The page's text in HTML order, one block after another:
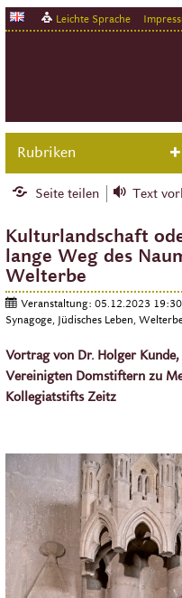
Leichte Sprache
Rubriken
Seite teilen Text
Kulturlandschaft
lange Weg des
Welterbe
Veranstaltung: 05.12.2023
Synagoge, Jüdisches Leben,
Vortrag von Dr. Holger
Vereinigten Domstiftern zu
Kollegiatstifts Zeitz